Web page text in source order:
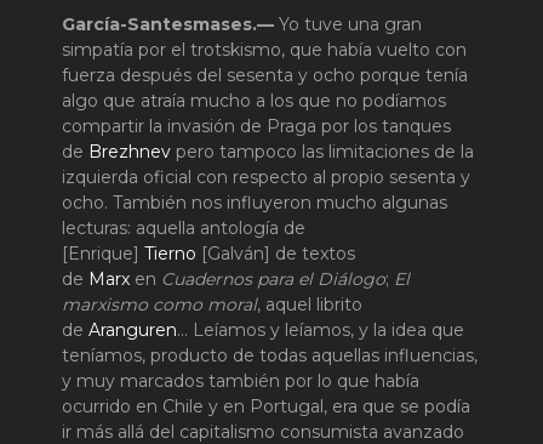
García-Santesmases.— Yo tuve una gran
simpatía por el trotskismo, que había vuelto con
fuerza después del sesenta y ocho porque tenía
algo que atraía mucho a los que no podíamos
compartir la invasión de Praga por los tanques
de Brezhnev pero tampoco las limitaciones de la
izquierda oficial con respecto al propio sesenta y
ocho. También nos influyeron mucho algunas
lecturas: aquella antología de
[Enrique] Tierno [Galván] de textos
de Marx en Cuadernos para el Diálogo; El
marxismo como moral, aquel librito
de Aranguren… Leíamos y leíamos, y la idea que
teníamos, producto de todas aquellas influencias,
y muy marcados también por lo que había
ocurrido en Chile y en Portugal, era que se podía
ir más allá del capitalismo consumista avanzado